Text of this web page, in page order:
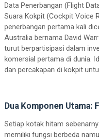
Data Penerbangan (Flight
Suara Kokpit (Cockpit Voice
penerbangan pertama kali
Australia bernama David
turut berpartisipasi dalam
komersial pertama di dunia.
dan percakapan di kokpit
Dua Komponen Utama:
Setiap kotak hitam
memiliki fungsi berbeda